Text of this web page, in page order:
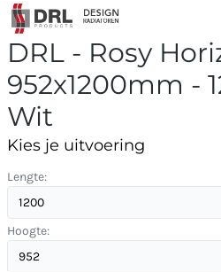
DRL - Rosy
952x1200mm -
Wit
Kies je uitvoering
Lengte:
Hoogte: